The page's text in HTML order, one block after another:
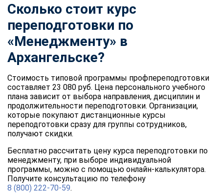
Сколько стоит курс
переподготовки по
«Менеджменту» в
Архангельске?
Стоимость типовой программы профпереподготовки
составляет 23 080 руб. Цена персонального учебного
плана зависит от выбора направления, дисциплин и
продолжительности переподготовки. Организации,
которые покупают дистанционные курсы
переподготовки сразу для группы сотрудников,
получают скидки.
Бесплатно рассчитать цену курса переподготовки по
менеджменту, при выборе индивидуальной
программы, можно с помощью онлайн-калькулятора.
Получите консультацию по телефону
8 (800) 222-70-59.